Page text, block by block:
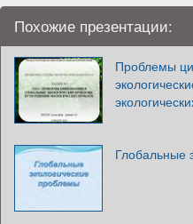
Похожие презентации:
Проблемы
Глобальные